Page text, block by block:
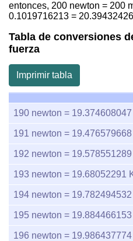
entonces, 200 newton = 200
0.1019716213 = 20.39432426
Tabla de conversiones
fuerza
Imprimir tabla
190 newton = 19.374608047
191 newton = 19.476579668
192 newton = 19.578551289
193 newton = 19.68052291
194 newton = 19.782494532
195 newton = 19.884466153
196 newton = 19.986437774